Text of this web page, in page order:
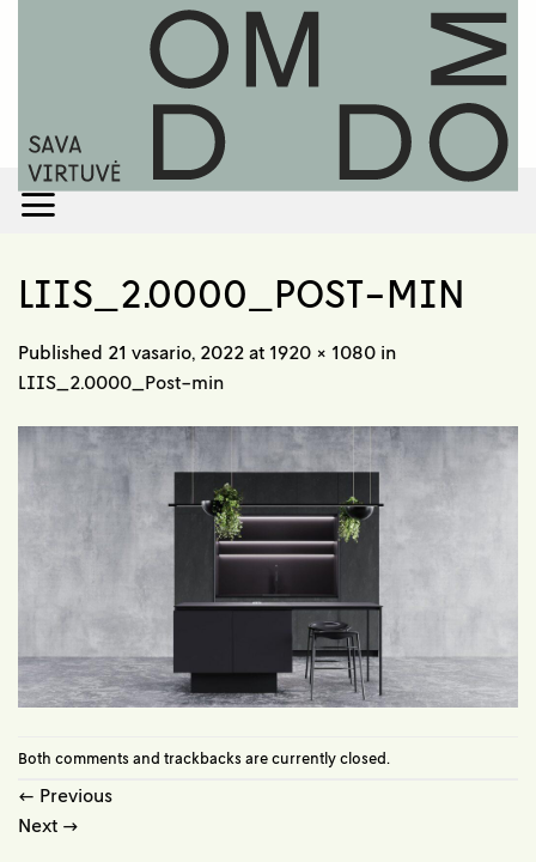
LIIS_2.0000_POST-MIN
Published 21 vasario, 2022 at 1920 × 1080 in
LIIS_2.0000_Post-min
Both comments and trackbacks are currently closed.
← Previous
Next →